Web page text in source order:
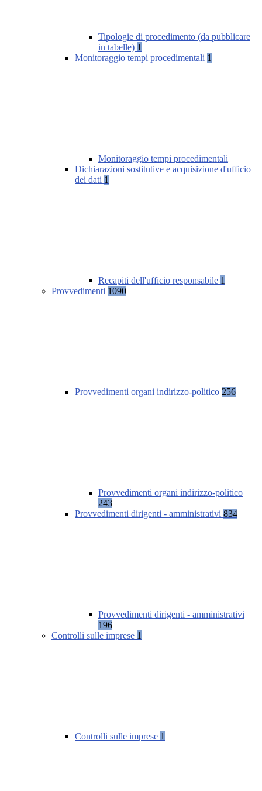
Tipologie di procedimento (da pubblicare
in tabelle) 1
Monitoraggio tempi procedimentali 1
Monitoraggio tempi procedimentali
Dichiarazioni sostitutive e acquisizione d'ufficio
dei dati 1
Recapiti dell'ufficio responsabile 1
Provvedimenti 1090
Provvedimenti organi indirizzo-politico 256
Provvedimenti organi indirizzo-politico
243
Provvedimenti dirigenti - amministrativi 834
Provvedimenti dirigenti - amministrativi
196
Controlli sulle imprese 1
Controlli sulle imprese 1